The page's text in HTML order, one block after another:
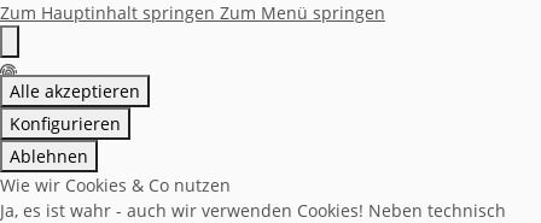
Zum Hauptinhalt springen Zum Menü springen
Alle akzeptieren
Konfigurieren
Ablehnen
Wie wir Cookies & Co nutzen
Ja, es ist wahr - auch wir verwenden Cookies! Neben technisch